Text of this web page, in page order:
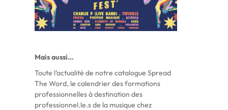
Mais aussi…
Toute l’actualité de notre catalogue Spread
The Word, le calendrier des formations
professionnelles à destination des
professionnel.le.s de la musique chez